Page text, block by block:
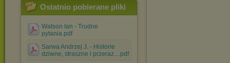
Ostatnio pobierane pliki
Watson Ian - Trudne
pytania.pdf
Sarwa Andrzej J. - Historie
dziwne, straszne i przeraz....pdf